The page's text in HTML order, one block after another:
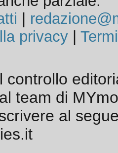
privacy|
controllo
team di
al